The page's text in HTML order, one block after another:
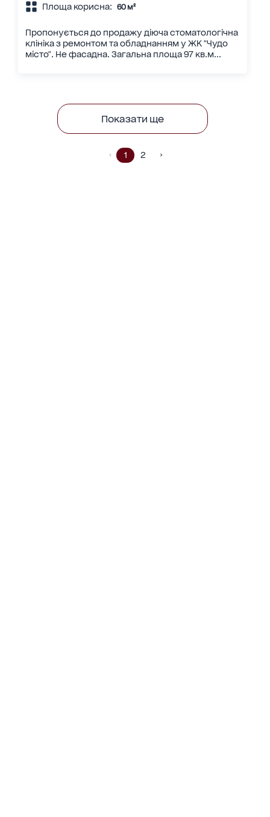
Площа корисна: 60 м²
Пропонується до продажу діюча стоматологічна
клініка з ремонтом та обладнанням у ЖК "Чудо
місто". Не фасадна. Загальна площа 97 кв.м...
Показати ще
1 2